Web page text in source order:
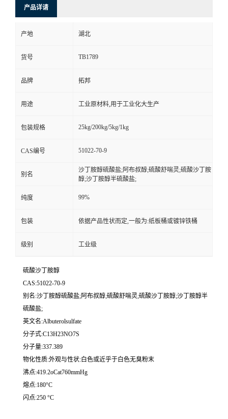
产品详请
产地 湖北
货号 TB1789
品牌 拓邦
用途 工业原材料,用于工业化大生产
包装规格 25kg/200kg/5kg/1kg
CAS编号 51022-70-9
别名
沙丁胺醇硫酸盐;阿布叔醇;硫酸舒喘灵;硫酸沙丁胺
醇;沙丁胺醇半硫酸盐;
纯度 99%
包装 依据产品性状而定,一般为:纸板桶或镀锌铁桶
级别 工业级
硫酸沙丁胺醇
CAS:51022-70-9
别名:沙丁胺醇硫酸盐;阿布叔醇;硫酸舒喘灵;硫酸沙丁胺醇;沙丁胺醇半
硫酸盐;
英文名:Albuterolsulfate
分子式:C13H23NO7S
分子量:337.389
物化性质:外观与性状:白色或近乎于白色无臭粉末
沸点:419.2oCat760mmHg
熔点:180°C
闪点:250 °C